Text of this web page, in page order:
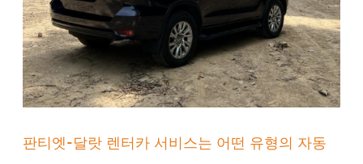
판티엣-달랏 렌터카 서비스는 어떤 유형의 자동